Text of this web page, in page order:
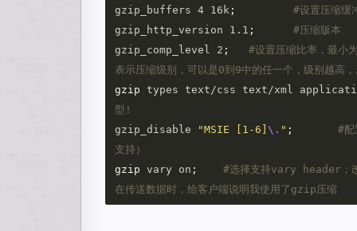
gzip_buffers 4 16k ;
#设置压缩缓
gzip_http_version 1.1 ;
#压缩版本
gzip_comp_level 2 ;
#设置压缩比率，最小
表示压缩级别，可以是0到9中的任一个，级别越高
gzip types text/css text/xml
型!
gzip_disable
"MSIE [1-6] \. " ;
#
支持）
gzip vary on ;
#选择支持vary header；
在传送数据时，给客户端说明我使用了gzip压缩